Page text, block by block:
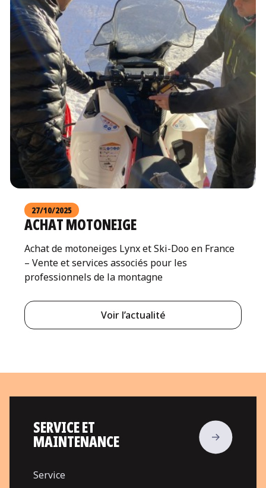
27/10/2025
ACHAT MOTONEIGE
Achat de motoneiges Lynx et Ski-Doo en France
– Vente et services associés pour les
professionnels de la montagne
Voir l’actualité
SERVICE ET
MAINTENANCE
Service